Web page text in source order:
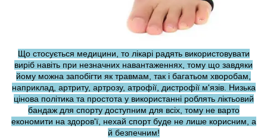
Що стосується медицини, то лікарі радять використовувати
виріб навіть при незначних навантаженнях, тому що завдяки
йому можна запобігти як травмам, так і багатьом хворобам,
наприклад, артриту, артрозу, атрофії, дистрофії м'язів. Низька
цінова політика та простота у використанні роблять ліктьовий
бандаж для спорту доступним для всіх, тому не варто
економити на здоров'ї, нехай спорт буде не лише корисним, а
й безпечним!